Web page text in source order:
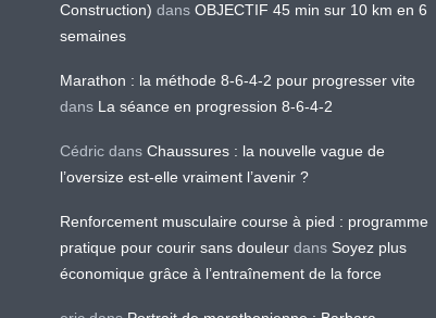
Construction) dans OBJECTIF 45 min sur 10 km en 6
semaines
Marathon : la méthode 8-6-4-2 pour progresser vite
dans La séance en progression 8-6-4-2
Cédric dans Chaussures : la nouvelle vague de
l’oversize est-elle vraiment l’avenir ?
Renforcement musculaire course à pied : programme
pratique pour courir sans douleur dans Soyez plus
économique grâce à l’entraînement de la force